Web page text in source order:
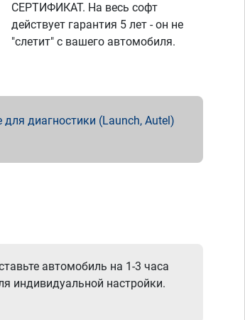
СЕРТИФИКАТ. На весь софт
действует гарантия 5 лет - он не
"слетит" с вашего автомобиля.
диагностики (Launch, Autel)
автомобиль на 1-3 часа
индивидуальной настройки.